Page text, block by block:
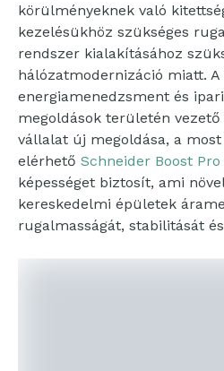
körülményeknek való
kezelésükhöz szükséges
rendszer kialakításához
hálózatmodernizáció miatt.
energiamenedzsment és
megoldások területén
vállalat új megoldása, a
elérhető Schneider Boost Pro
képességet biztosít, ami
kereskedelmi épületek
rugalmasságát, stabilitását